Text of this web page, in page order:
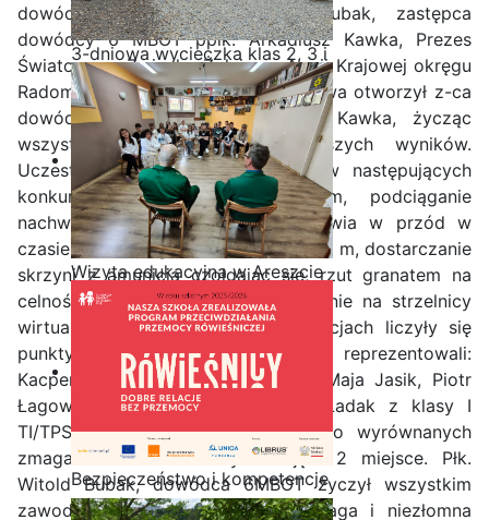
3-dniowa wycieczka klas 2, 3 i
4 technikum w Bieszczady
Wizyta edukacyjna w Areszcie
Śledczym w Radomiu
Bezpieczeństwo i kompetencje
uczniów - nasz priorytet
dowódca 6MBOT płk. Witold Bubak, zastępca
dowódcy 6 MBOT ppłk. Arkadiusz Kawka, Prezes
Światowego Związku Żołnierzy Armii Krajowej okręgu
Radom Jerzy Kaczkowski. Mistrzostwa otworzył z-ca
dowódcy 6MBOT ppłk Arkadiusz Kawka, życząc
wszystkim zespołom jak najlepszych wyników.
Uczestnicy zawodów brali udział w następujących
konkurencjach: bieg na 1000 m, podciąganie
nachwytem na drążku, skłony tułowia w przód w
czasie 1 min., bieg wahadłowy 10 x 10 m, dostarczanie
skrzyni z amunicją czołgając się, rzut granatem na
celność, ewakuacja rannego, strzelanie na strzelnicy
wirtualnej. We wszystkich konkurencjach liczyły się
punkty całej drużyny. Naszą szkołę reprezentowali:
Kacper Kulik – kierownik drużyny, Maja Jasik, Piotr
Łagowski, Igor Goliński Wojciech Ładak z klasy I
TI/TPS OPW. Po zaciętych i bardzo wyrównanych
zmaganiach nasza drużyna zajęła 2 miejsce. Płk.
Witold Bubak, dowódca 6MBOT życzył wszystkim
zawodnikom, aby patriotyzm, odwaga i niezłomna